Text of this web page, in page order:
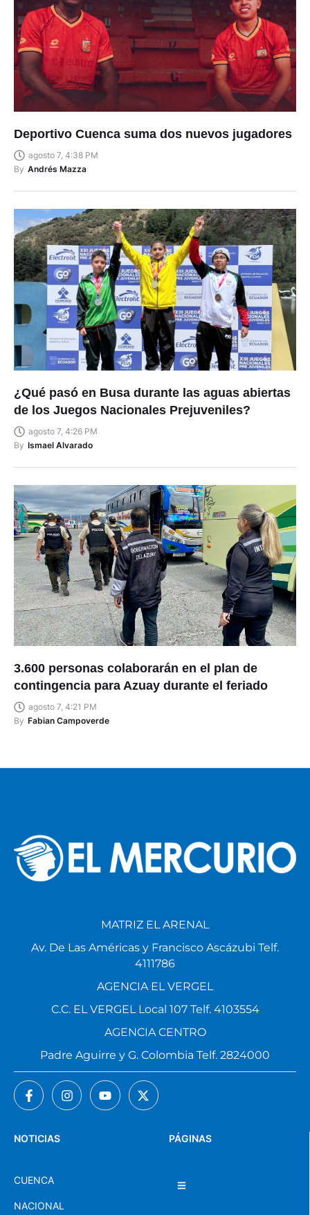
Deportivo Cuenca suma dos nuevos jugadores
agosto 7, 4:38 PM
By Andrés Mazza
¿Qué pasó en Busa durante las aguas abiertas
de los Juegos Nacionales Prejuveniles?
agosto 7, 4:26 PM
By Ismael Alvarado
3.600 personas colaborarán en el plan de
contingencia para Azuay durante el feriado
agosto 7, 4:21 PM
By Fabian Campoverde
PÁGINAS
NOTICIAS
CUENCA
NACIONAL
MATRIZ EL ARENAL
Av. De Las Américas y Francisco Ascázubi Telf.
4111786
AGENCIA EL VERGEL
C.C. EL VERGEL Local 107 Telf. 4103554
AGENCIA CENTRO
Padre Aguirre y G. Colombia Telf. 2824000